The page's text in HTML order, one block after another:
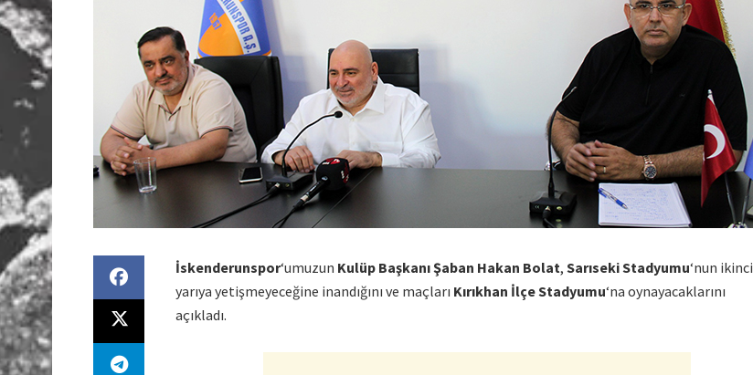
İskenderunspor‘umuzun Kulüp Başkanı Şaban Hakan Bolat, Sarıseki Stadyumu‘nun ikinci
yarıya yetişmeyeceğine inandığını ve maçları Kırıkhan İlçe Stadyumu‘na oynayacaklarını
açıkladı.